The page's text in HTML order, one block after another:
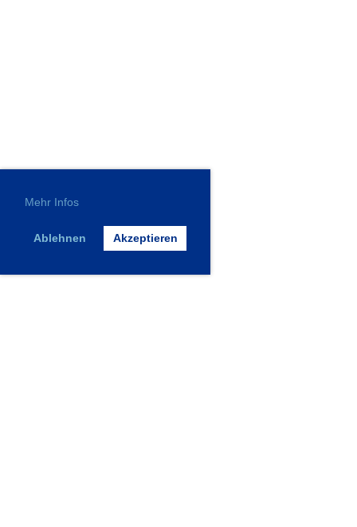
Mehr Infos
Ablehnen Akzeptieren